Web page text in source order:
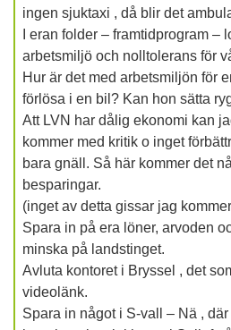
ingen sjuktaxi , då blir det
I eran folder – framtidprogram –
arbetsmiljö och nolltolerans för
Hur är det med arbetsmiljön för
förlösa i en bil? Kan hon sätta
Att LVN har dålig ekonomi kan
kommer med kritik o inget
bara gnäll. Så här kommer det
besparingar.
(inget av detta gissar jag
Spara in på era löner, arvoden
minska på landstinget.
Avluta kontoret i Bryssel , det
videolänk.
Spara in något i S-vall – Nä ,